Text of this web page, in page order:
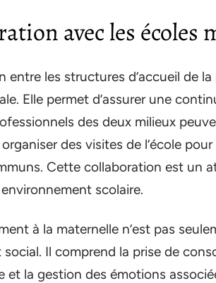
avec les écoles
entre les structures d’accueil de
Elle permet d’assurer une
des deux milieux
des visites de l’école
Cette collaboration est un
scolaire.
à la maternelle n’est pas
Il comprend la prise de
et la gestion des émotions